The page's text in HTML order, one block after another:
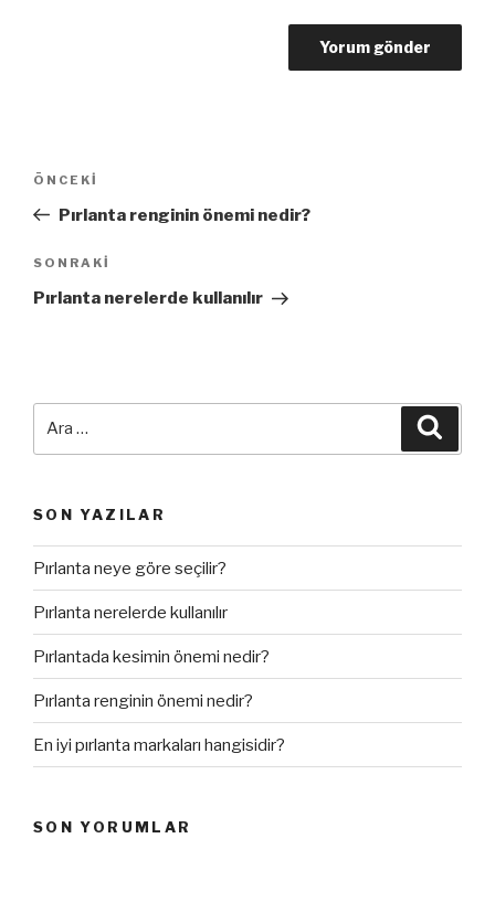
Yazı
Önceki
Yazı
ÖNCEKI
Pırlanta renginin önemi nedir?
Sonraki
Yazı
SONRAKI
Pırlanta nerelerde kullanılır
SON YAZILAR
Pırlanta neye göre seçilir?
Pırlanta nerelerde kullanılır
Pırlantada kesimin önemi nedir?
Pırlanta renginin önemi nedir?
En iyi pırlanta markaları hangisidir?
SON YORUMLAR